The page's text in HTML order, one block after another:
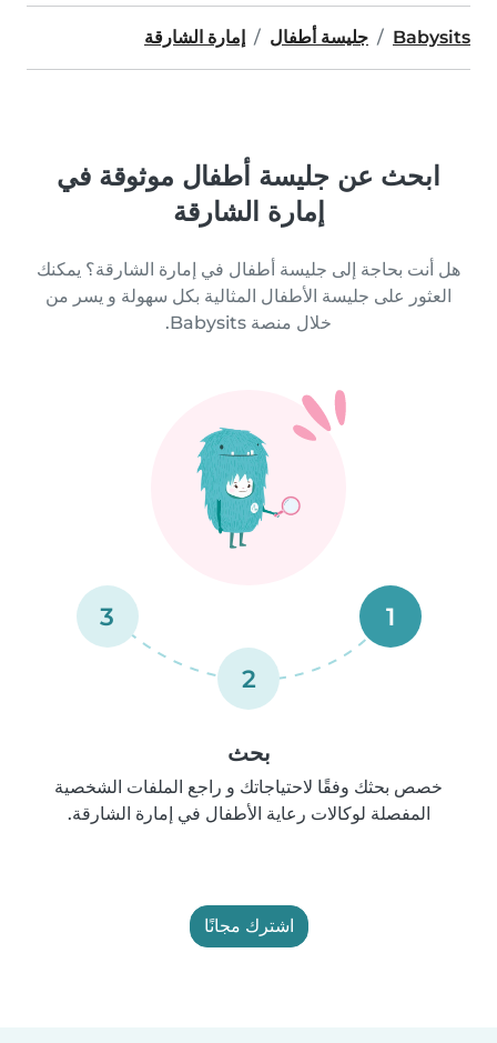
Babysits جليسة أطفال إمارة الشارقة
ابحث عن جليسة أطفال موثوقة في
إمارة الشارقة
هل أنت بحاجة إلى جليسة أطفال في إمارة الشارقة؟ يمكنك
العثور على جليسة الأطفال المثالية بكل سهولة و يسر من
خلال منصة Babysits.
1
2
3
بحث
خصص بحثك وفقًا لاحتياجاتك و راجع الملفات الشخصية
المفصلة لوكالات رعاية الأطفال في إمارة الشارقة.
اشترك مجانًا